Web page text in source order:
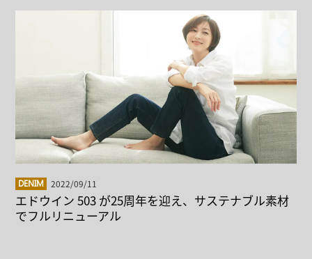
DENIM 2022/09/11
エドウイン 503 が25周年を迎え、サステナブル素材
でフルリニューアル